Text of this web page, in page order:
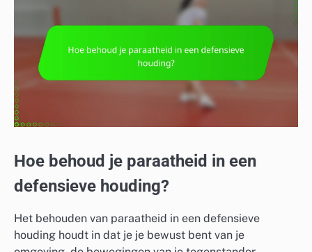
Hoe behoud je paraatheid in een
defensieve houding?
Het behouden van paraatheid in een defensieve
houding houdt in dat je je bewust bent van je